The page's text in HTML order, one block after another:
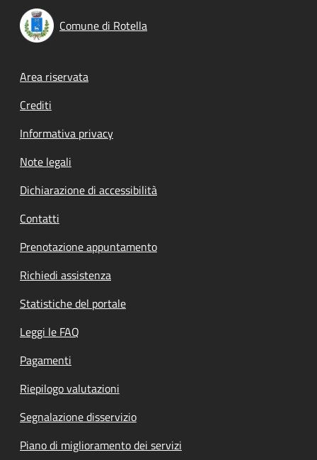
Comune di Rotella
Footer menu
Area riservata
Crediti
Informativa privacy
Note legali
Dichiarazione di accessibilità
Contatti
Prenotazione appuntamento
Richiedi assistenza
Statistiche del portale
Leggi le FAQ
Pagamenti
Riepilogo valutazioni
Segnalazione disservizio
Piano di miglioramento dei servizi